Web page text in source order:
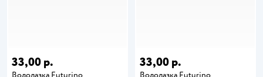
33,00 р.
Водолазка Futurino
33,00 р.
Водолазка Futurino